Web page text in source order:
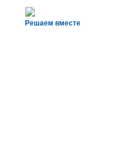
Решаем вместе